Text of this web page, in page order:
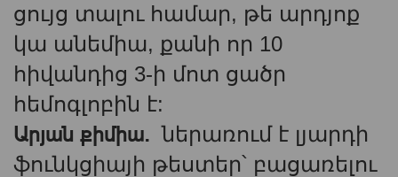
ցույց տալու համար, թե արդյոք
կա անեմիա, քանի որ 10
հիվանդից 3-ի մոտ ցածր
հեմոգլոբին է:
Արյան քիմիա. ներառում է լյարդի
ֆունկցիայի թեստեր՝ բացառելու